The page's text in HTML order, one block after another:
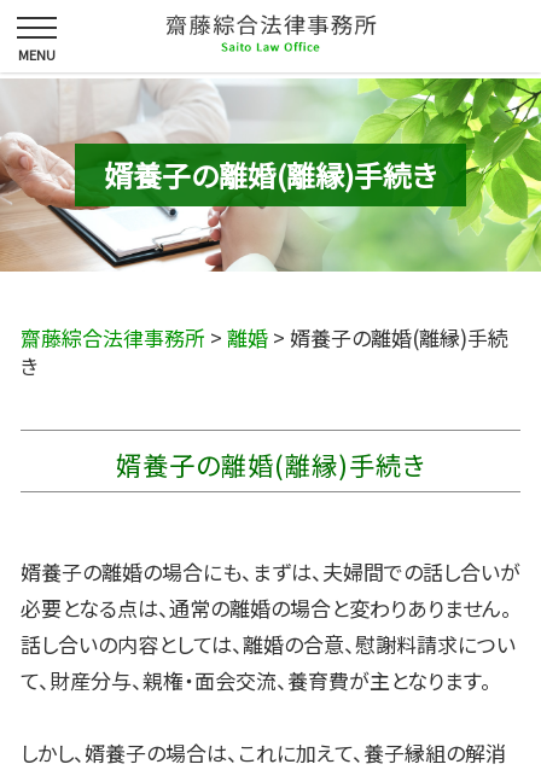
婿養子の離婚(離縁)手続き
齋藤綜合法律事務所 > 離婚 > 婿養子の離婚(離縁)手続
き
婿養子の離婚(離縁)手続き
婿養子の離婚の場合にも、まずは、夫婦間での話し合いが
必要となる点は、通常の離婚の場合と変わりありません。
話し合いの内容としては、離婚の合意、慰謝料請求につい
て、財産分与、親権・面会交流、養育費が主となります。
しかし、婿養子の場合は、これに加えて、養子縁組の解消